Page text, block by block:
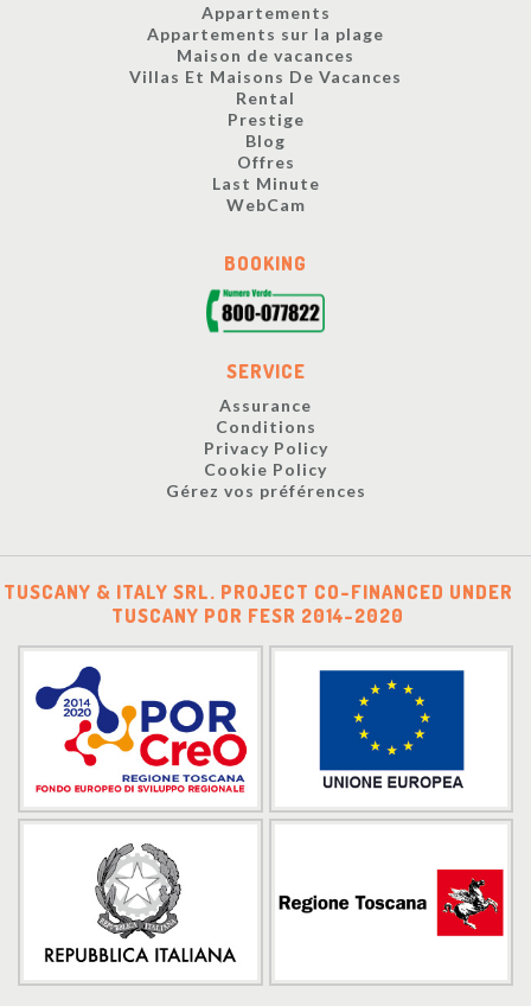
Appartements
Appartements sur la plage
Maison de vacances
Villas Et Maisons De Vacances
Rental
Prestige
Blog
Offres
Last Minute
WebCam
BOOKING
SERVICE
Assurance
Conditions
Privacy Policy
Cookie Policy
Gérez vos préférences
TUSCANY & ITALY SRL. PROJECT CO-FINANCED UNDER
TUSCANY POR FESR 2014-2020